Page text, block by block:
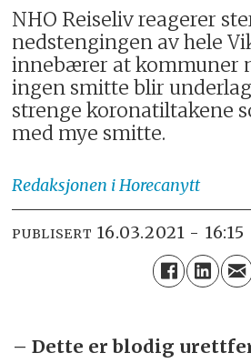
NHO Reiseliv reagerer
nedstengingen av hele
innebærer at kommuner
ingen smitte blir
strenge koronatiltakene
med mye smitte.
Redaksjonen i Horecanytt
PUBLISERT 16.03.2021 - 16:15
– Dette er blodig